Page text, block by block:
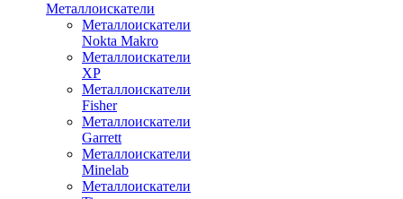
Металлоискатели
Металлоискатели
Nokta Makro
Металлоискатели
XP
Металлоискатели
Fisher
Металлоискатели
Garrett
Металлоискатели
Minelab
Металлоискатели